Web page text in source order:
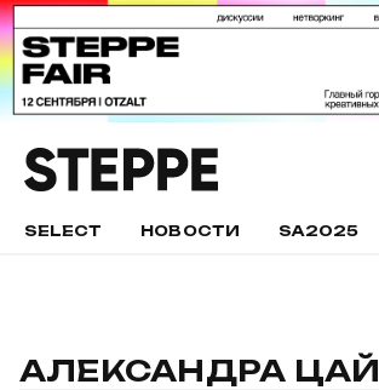
SELECT НОВОСТИ SA2025
АЛЕКСАНДРА ЦАЙ